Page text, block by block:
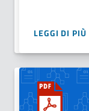
LEGGI DI PIÙ